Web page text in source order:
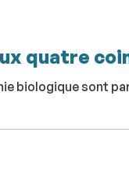
quatre
biologique sont